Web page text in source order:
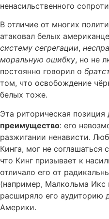
ненасильственного
В отличие от многих
атаковал белых
систему сегрегации,
моральную ошибку, но не
постоянно говорил о
том, что освобождение
белых тоже.
Эта риторическая позиция
преимущество: его
разжигании ненависти.
Кинга, мог не соглашаться
что Кинг призывает к
отличало его от
(например, Малкольма Икс
расширяло его аудиторию
Америки.